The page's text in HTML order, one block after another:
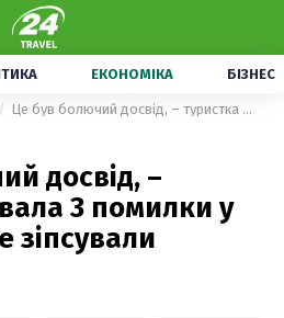
ЕКОНОМІКА БІЗНЕС
Це був болючий досвід, – туристка назвала 3 помилки у поході, які все зіпсували
досвід, –
3 помилки у
зіпсували